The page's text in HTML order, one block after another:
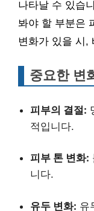
나타날 수 있습
봐야 할 부분은
변화가 있을 시,
중요한 변
피부의 결절:
적입니다.
피부 톤 변화:
니다.
유두 변화: 유